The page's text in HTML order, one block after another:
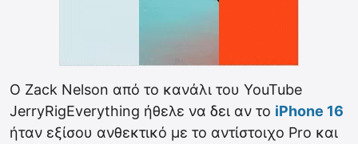
Ο Zack Nelson από το κανάλι του YouTube
JerryRigEverything ήθελε να δει αν το iPhone 16
ήταν εξίσου ανθεκτικό με το αντίστοιχο Pro και